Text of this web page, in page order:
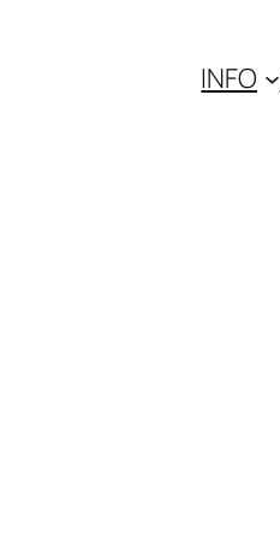
INFO